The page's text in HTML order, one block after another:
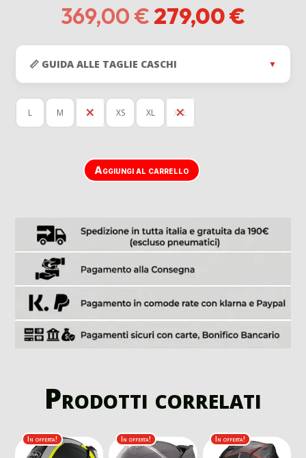
369,00 € Il
prezzo
originale
era:
369,00 €.
279,00€
📏 GUIDA ALLE TAGLIE CASCHI ▼
L M S XS XL XXL
Aggiungi al carrello
Prodotti correlati
In offerta! In offerta! In offerta!